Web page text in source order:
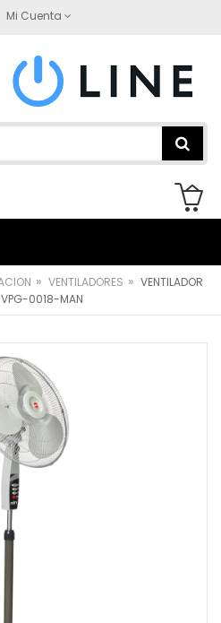
Mi Cuenta
» VENTILADORES » VENTILADOR
VPG-0018-MAN